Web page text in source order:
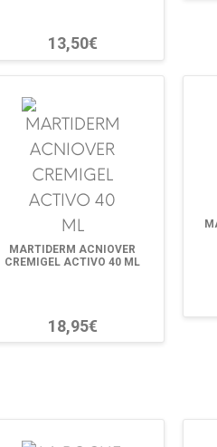
13,50€
MARTIDERM ACNIOVER
CREMIGEL ACTIVO 40 ML
18,95€